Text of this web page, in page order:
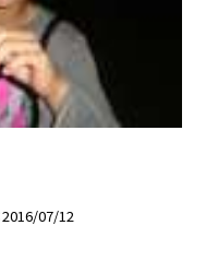
2016/07/12